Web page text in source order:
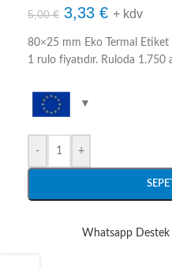
5,00€ 3,33 € + kdv
80×25 mm Eko Termal Etiket
1 rulo fiyatıdır. Ruloda
- +
Whatsapp